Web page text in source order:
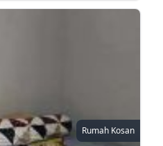
Rumah Kosan